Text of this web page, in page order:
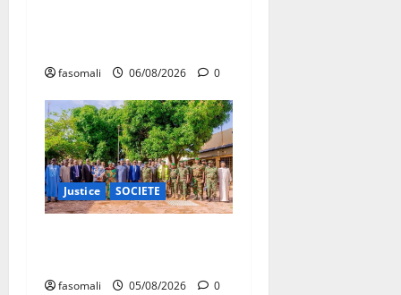
fasomali 06/08/2026 0
Justice SOCIETE
fasomali 05/08/2026 0